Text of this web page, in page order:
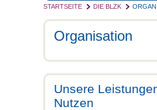
STARTSEITE DIE BLZK
Organisation
Unsere
Nutzen